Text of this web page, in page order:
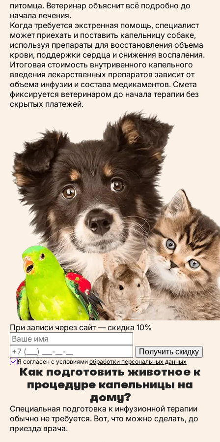
питомца. Ветеринар объяснит всё подробно до
начала лечения.
Когда требуется экстренная помощь, специалист
может приехать и поставить капельницу собаке,
используя препараты для восстановления объема
крови, поддержки сердца и снижения воспаления.
Итоговая стоимость внутривенного капельного
введения лекарственных препаратов зависит от
объема инфузии и состава медикаментов. Смета
фиксируется ветеринаром до начала терапии без
скрытых платежей.
При записи через сайт — скидка 10%
Получить скидку
Я согласен с условиями обработки персональных данных
Как подготовить животное к
процедуре капельницы на
дому?
Специальная подготовка к инфузионной терапии
обычно не требуется. Вот, что можно сделать, до
приезда врача.